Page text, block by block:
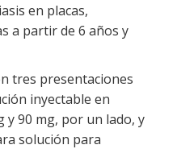
en placas,
a partir de 6 años y
tres presentaciones
inyectable en
y 90 mg, por un lado, y
solución para